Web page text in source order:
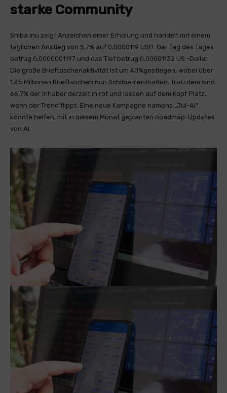
starke Community
Shiba Inu zeigt Anzeichen einer Erholung und handelt mit einem
täglichen Anstieg von 5,7% auf 0,0000119 USD. Der Tag des Tages
betrug 0,0000001197 und das Tief betrug 0,00001132 US -Dollar.
Die große Brieftaschenaktivität ist um 40%gestiegen, wobei über
1,45 Millionen Brieftaschen nun Schibien enthalten. Trotzdem sind
66,7% der Inhaber derzeit in rot und lassen auf dem Kopf Platz,
wenn der Trend flippt. Eine neue Kampagne namens „Jul-AI“
könnte helfen, mit in diesem Monat geplanten Roadmap-Updates
von AI.